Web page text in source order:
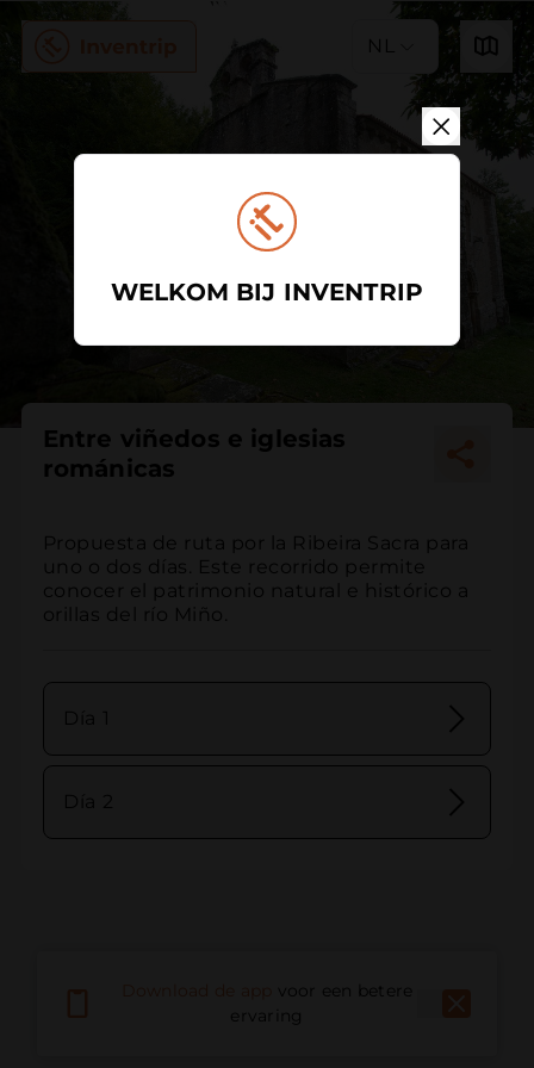
NL
Entre viñedos e iglesias
románicas
Propuesta de ruta por la Ribeira Sacra para
uno o dos días. Este recorrido permite
conocer el patrimonio natural e histórico a
orillas del río Miño.
voor een betere
ervaring
WELKOM BIJ INVENTRIP